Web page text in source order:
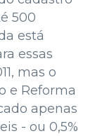
500
está
essas
mas o
e Reforma
apenas
- ou 0,5%